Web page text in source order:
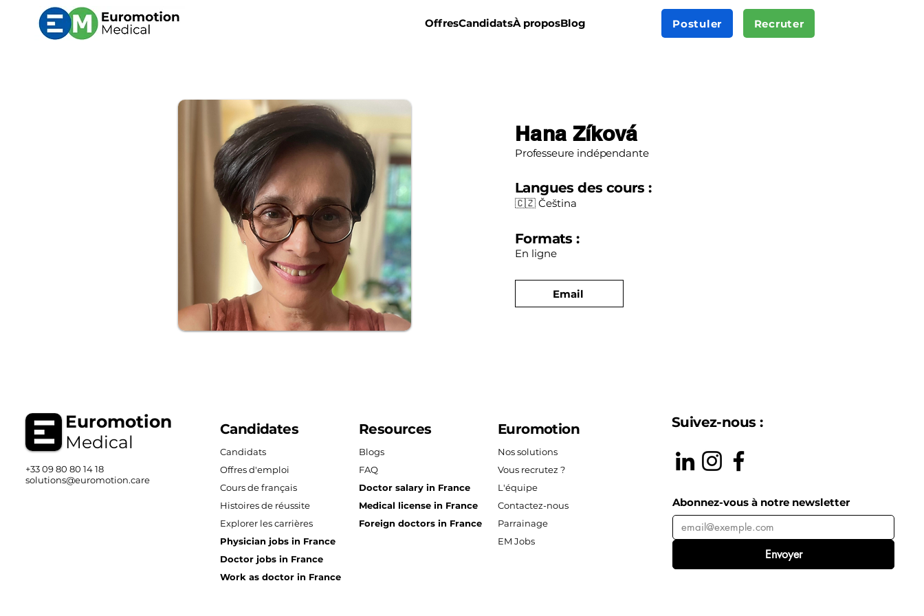
OffresCandidatsÀ proposBlog Postuler Recruter
Hana Zíková
Professeure indépendante
Langues des cours :
🇨🇿 Čeština
Formats :
En ligne
Email
Euromotion
Medical
+33 09 80 80 14 18
solutions@euromotion.care
Candidates
Candidats
Offres d'emploi
Cours de français
Histoires de réussite
Explorer les carrières
Physician jobs in France
Doctor jobs in France
Work as doctor in France
Resources
Blogs
FAQ
Doctor salary in France
Medical license in France
Foreign doctors in France
Euromotion
Nos solutions
Vous recrutez ?
L'équipe
Contactez-nous
Parrainage
EM Jobs
Suivez-nous :
Abonnez-vous à notre newsletter
Envoyer